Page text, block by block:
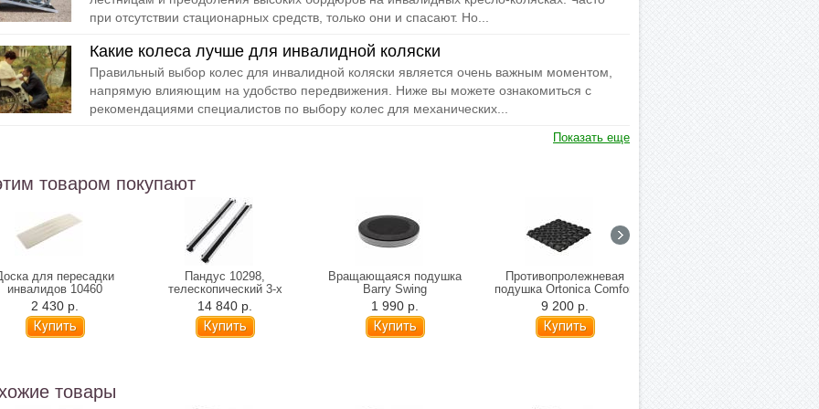
при отсутствии стационарных средств, только они и спасают. Но...
Какие колеса лучше для инвалидной коляски
Правильный выбор колес для инвалидной коляски является очень важным моментом,
напрямую влияющим на удобство передвижения. Ниже вы можете ознакомиться с
рекомендациями специалистов по выбору колес для механических...
Показать еще
товаром покупают
для пересадки
инвалидов 10460
2 430 р.
Пандус 10298,
телескопический 3-х
секционный, 150 см
14 840 р.
Вращающаяся подушка
Barry Swing
1 990 р.
Противопролежневая
подушка Ortonica Comfort
9 200 р.
товары